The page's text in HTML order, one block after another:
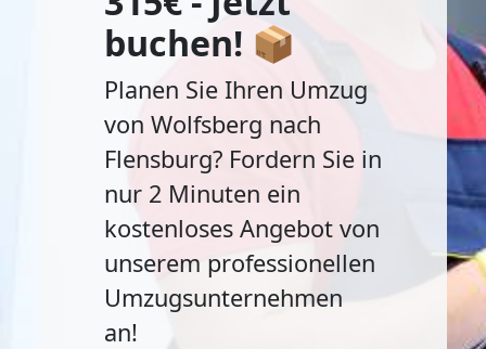
buchen! 📦
Planen Sie Ihren Umzug
von Wolfsberg nach
Flensburg? Fordern Sie in
nur 2 Minuten ein
kostenloses Angebot von
unserem professionellen
Umzugsunternehmen
an!